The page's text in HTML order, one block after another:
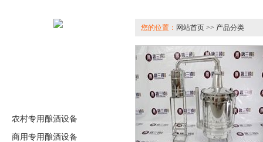
农村专用酿酒设备
商用专用酿酒设备
您的位置： 网站首页 >> 产品分类